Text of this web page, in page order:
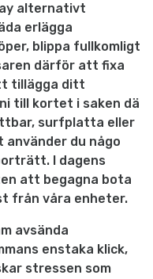
alternativt
erlägga
blippa fullkomligt
därför att fixa
tillägga ditt
till kortet i saken dä
surfplatta eller
använder du någo
I dagens
att begagna bota
från våra enheter.
avsända
enstaka klick,
stressen som